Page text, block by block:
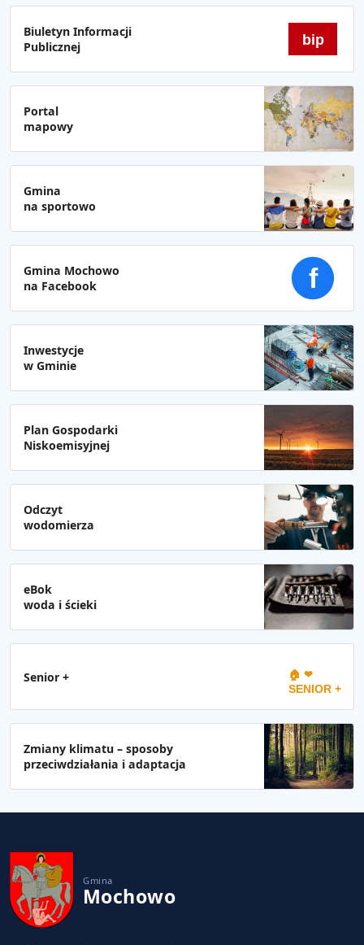
Biuletyn Informacji
Publicznej
bip
Portal
mapowy
Gmina
na sportowo
Gmina Mochowo
na Facebook
f
Inwestycje
w Gminie
Plan Gospodarki
Niskoemisyjnej
Odczyt
wodomierza
eBok
woda i ścieki
Senior + 🏠 ❤
SENIOR +
Zmiany klimatu – sposoby
przeciwdziałania i adaptacja
Gmina
Mochowo